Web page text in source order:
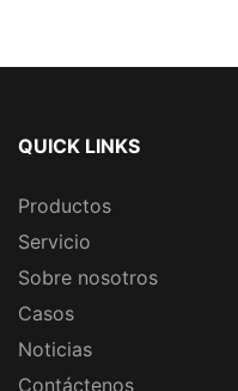
QUICK LINKS
Productos
Servicio
Sobre nosotros
Casos
Noticias
Contáctenos